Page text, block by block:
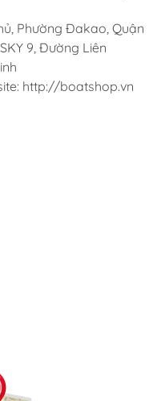
Phường Đakao, Quận
9, Đường Liên
http://boatshop.vn